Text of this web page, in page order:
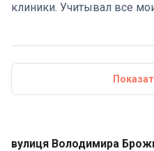
клиники. Учитывал все
вулиця Володимира